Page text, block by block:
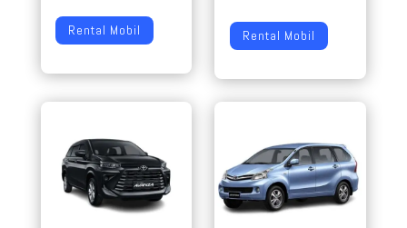
Rental Mobil Rental Mobil